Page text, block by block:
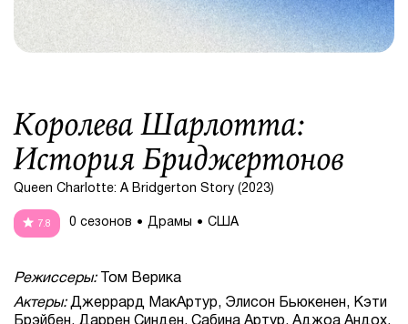
Королева Шарлотта:
История Бриджертонов
Queen Charlotte: A Bridgerton Story (2023)
7.8 0 сезонов Драмы США
Режиссеры:Том Верика
Актеры:Джеррард МакАртур, Элисон Бьюкенен, Кэти
Брэйбен, Даррен Синден, Сабина Артур, Аджоа Андох,